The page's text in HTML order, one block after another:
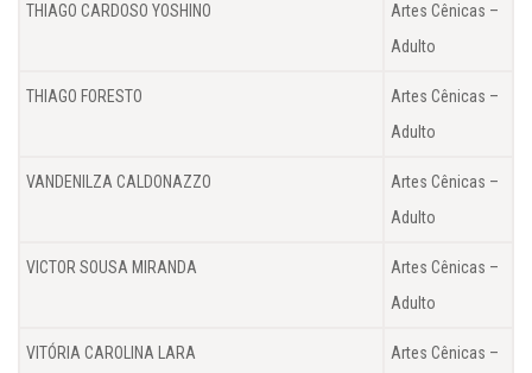
THIAGO CARDOSO YOSHINO
Artes Cênicas –
Adulto
THIAGO FORESTO
Artes Cênicas –
Adulto
VANDENILZA CALDONAZZO
Artes Cênicas –
Adulto
VICTOR SOUSA MIRANDA
Artes Cênicas –
Adulto
VITÓRIA CAROLINA LARA
Artes Cênicas –